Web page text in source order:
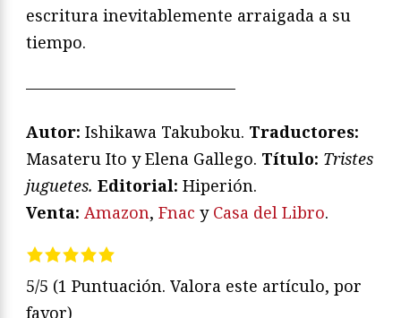
escritura inevitablemente arraigada a su
tiempo.
—————————————
Autor: Ishikawa Takuboku. Traductores:
Masateru Ito y Elena Gallego. Título: Tristes
juguetes. Editorial: Hiperión.
Venta: Amazon, Fnac y Casa del Libro.
5/5 (1 Puntuación. Valora este artículo, por
favor)